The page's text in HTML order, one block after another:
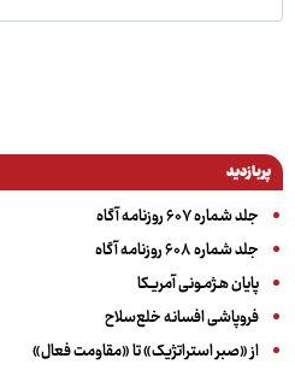
پربازدید
جلد شماره ۶۰۷ روزنامه آگاه
جلد شماره ۶۰۸ روزنامه آگاه
پایان هـژمـونی آمریـکا
فروپاشی افسانه خلع‌سلاح
از «صبر استراتژیک» تا «مقاومت فعال»